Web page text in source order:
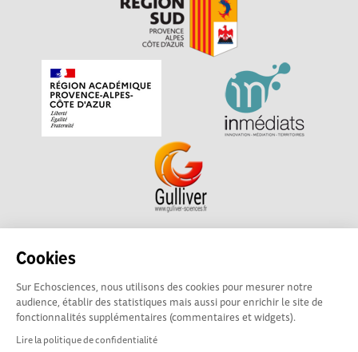
Cookies
Sur Echosciences, nous utilisons des cookies pour mesurer notre
audience, établir des statistiques mais aussi pour enrichir le site de
fonctionnalités supplémentaires (commentaires et widgets).
Lire la politique de confidentialité
Echosciences Sud Provence-Alpes-Côte d'Azur est à
académique pour la Recherche et l'Innovation Provence-
Alpes-Côte d'Azur. La plateforme est mise en oeuvre pour
vous parGulliver